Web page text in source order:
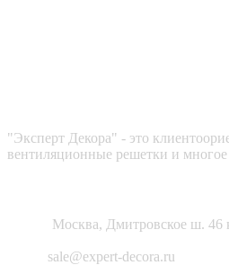
"Эксперт Декора" - это
вентиляционные решетки и многое
Москва, Дмитровское ш. 46
sale@expert-decora.ru